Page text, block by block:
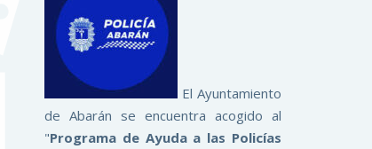
El Ayuntamiento
de Abarán se encuentra acogido al
"Programa de Ayuda a las Policías